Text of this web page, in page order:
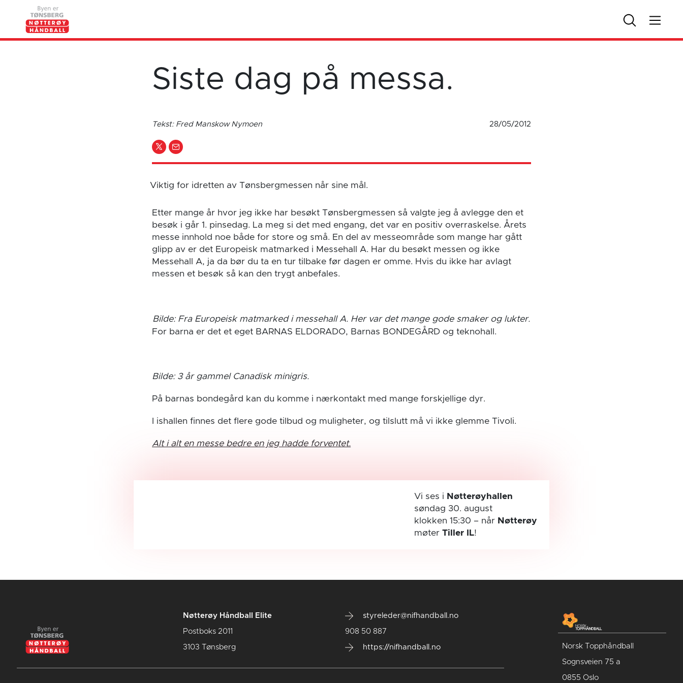
Siste dag på messa.
Tekst: Fred Manskow Nymoen 28/05/2012
Viktig for idretten av Tønsbergmessen når sine mål.
Etter mange år hvor jeg ikke har besøkt Tønsbergmessen så valgte jeg å avlegge den et
besøk i går 1. pinsedag. La meg si det med engang, det var en positiv overraskelse. Årets
messe innhold noe både for store og små. En del av messeområde som mange har gått
glipp av er det Europeisk matmarked i Messehall A. Har du besøkt messen og ikke
Messehall A, ja da bør du ta en tur tilbake før dagen er omme. Hvis du ikke har avlagt
messen et besøk så kan den trygt anbefales.
Bilde: Fra Europeisk matmarked i messehall A. Her var det mange gode smaker og lukter.
For barna er det et eget BARNAS ELDORADO , Barnas BONDEGÅRD og teknohall.
Bilde: 3 år gammel Canadisk minigris.
På barnas bondegård kan du komme i nærkontakt med mange forskjellige dyr.
I ishallen finnes det flere gode tilbud og muligheter, og tilslutt må vi ikke glemme Tivoli.
Alt i alt en messe bedre en jeg hadde forventet.
Vi ses i Nøtterøyhallen
søndag 30. august
klokken 15:30 – når Nøtterøy
møterTiller IL!
Nøtterøy Håndball Elite
Postboks 2011
3103 Tønsberg
styreleder@nifhandball.no
908 50 887
https://nifhandball.no Norsk Topphåndball
Sognsveien 75 a
0855 Oslo